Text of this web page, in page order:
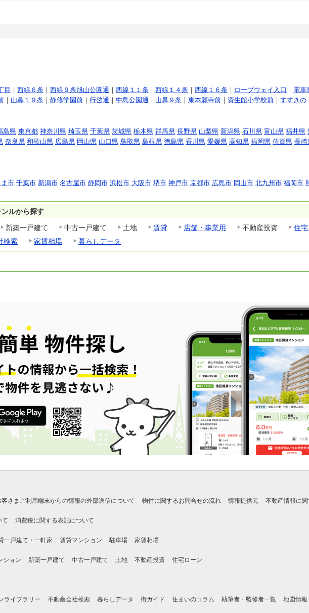
目 ｜ 西線６条 ｜ 西線９条旭山公園通 ｜ 西線１１条 ｜ 西線１４条 ｜ 西線１６条 ｜ ロープウェイ入口 ｜ 電車
｜ 山鼻１９条 ｜ 静修学園前 ｜ 行啓通 ｜ 中島公園通 ｜ 山鼻９条 ｜ 東本願寺前 ｜ 資生館小学校前 ｜ すすきの
島県 東京都 神奈川県 埼玉県 千葉県 茨城県 栃木県 群馬県 長野県 山梨県 新潟県 石川県 富山県 福井県
奈良県 和歌山県 広島県 岡山県 山口県 鳥取県 島根県 徳島県 香川県 愛媛県 高知県 福岡県 佐賀県 長崎
市 千葉市 新潟市 名古屋市 静岡市 浜松市 大阪市 堺市 神戸市 京都市 広島市 岡山市 北九州市 福岡市
ルから探す
新築一戸建て 中古一戸建て 土地 賃貸 店舗・事業用 不動産投資
住
検索 家賃相場 暮らしデータ
客さまご利用端末からの情報の外部送信について 物件に関するお問合せの流れ 情報提供元 不動産情報に
て 消費税に関する表記について
一戸建て・一軒家 賃貸マンション 駐車場 家賃相場
ション 新築一戸建て 中古一戸建て 土地 不動産投資 住宅ローン
ライブラリー 不動産会社検索 暮らしデータ 街ガイド 住まいのコラム 執筆者・監修者一覧 地図情報